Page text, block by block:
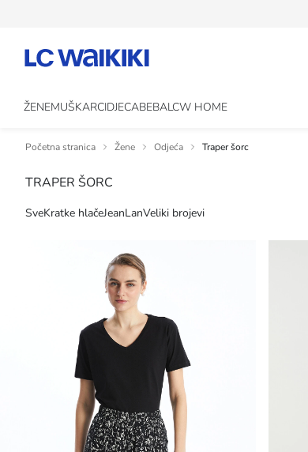
ŽENEMUŠKARCIDJECABEBALCW HOME
Početna stranica Žene Odjeća Traper šorc
TRAPER ŠORC
SveKratke hlačeJeanLanVeliki brojevi